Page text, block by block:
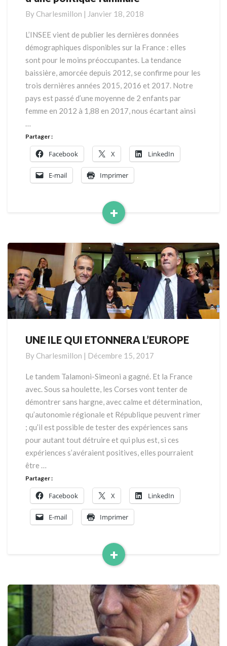
L’urgence
d’une
familiale
By Charlesmillon | Janvier 18, 2018
L’INSEE vient de publier les dernières données
démographiques disponibles sur la France : elles
sont pour le moins préoccupantes. La tendance
baissière, amorcée depuis 2012, se confirme pour les
trois dernières années 2015, 2016 et 2017. Notre
pays est passé d’une moyenne de 2 enfants par
femme en 2012 à 1,88 en 2017, nous écartant ainsi
…
+
Read
Partager :
Facebook X LinkedIn
E-mail Imprimer
UNE
QUI
ETONNERA
UNE ILE QUI ETONNERA L’EUROPE
By Charlesmillon | Décembre 15, 2017
Le tandem Talamoni-Simeoni a gagné. Et la France
avec. Sous sa houlette, les Corses vont tenter de
démontrer sans hargne, avec calme et détermination,
qu’autonomie régionale et République peuvent rimer
; qu’il est possible de tester des expériences sans
pour autant tout détruire et qui plus est, si ces
expériences s’avéraient positives, elles pourraient
être …
+
Read
Partager :
Facebook X LinkedIn
E-mail Imprimer